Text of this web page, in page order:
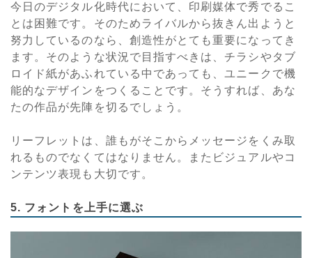
今日のデジタル化時代において、印刷媒体で秀でるこ
とは困難です。そのためライバルから抜きん出ようと
努力しているのなら、創造性がとても重要になってき
ます。そのような状況で目指すべきは、チラシやタブ
ロイド紙があふれている中であっても、ユニークで機
能的なデザインをつくることです。そうすれば、あな
たの作品が先陣を切るでしょう。
リーフレットは、誰もがそこからメッセージをくみ取
れるものでなくてはなりません。またビジュアルやコ
ンテンツ表現も大切です。
5. フォントを上手に選ぶ